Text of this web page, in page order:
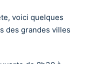
voici quelques
des grandes villes